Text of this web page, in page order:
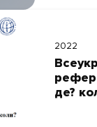
2022
де?